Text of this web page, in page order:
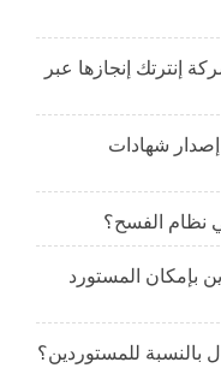
إنترتك إنجازها عبر
شهادات
الفسح؟
بإمكان المستورد
للمستوردين؟